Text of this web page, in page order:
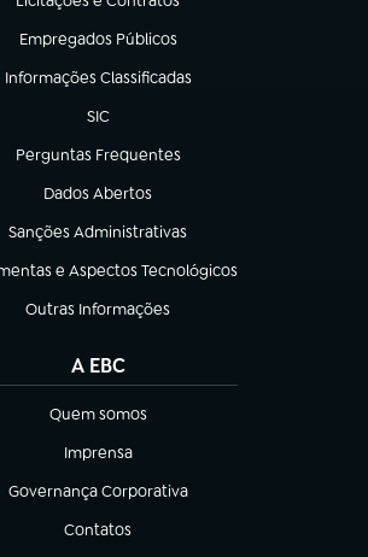
(abre em nova aba)
Empregados Públicos
(abre em nova aba)
Informações Classificadas
(abre em nova aba)
SIC
(abre em nova aba)
Perguntas Frequentes
(abre em nova aba)
Dados Abertos
(abre em nova aba)
Sanções Administrativas
(abre em nova aba)
e Aspectos Tecnológicos
nova aba)
Outras Informações
(abre em nova aba)
A EBC
Quem somos
(abre em nova aba)
Imprensa
(abre em nova aba)
Governança Corporativa
(abre em nova aba)
Contatos
(abre em nova aba)